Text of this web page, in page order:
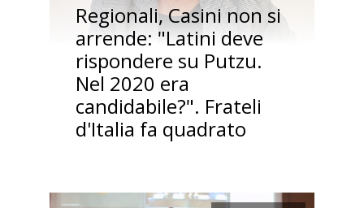
Regionali, Casini non si
arrende: "Latini deve
rispondere su Putzu.
Nel 2020 era
candidabile?". Frateli
d'Italia fa quadrato